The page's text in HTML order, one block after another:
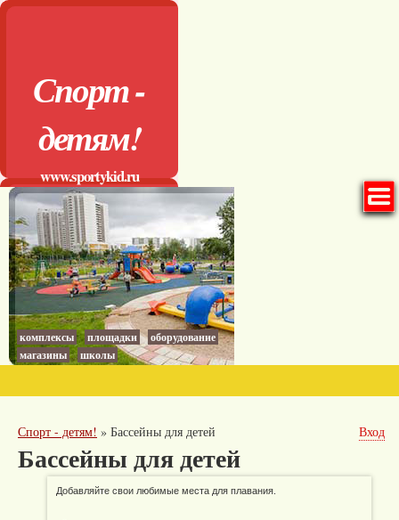
Спорт -
детям!
www.sportykid.ru
комплексы площадки
оборудование
магазины
школы
Спорт - детям! » Бассейны для детей Вход
Бассейны для детей
Добавляйте свои любимые места для плавания.